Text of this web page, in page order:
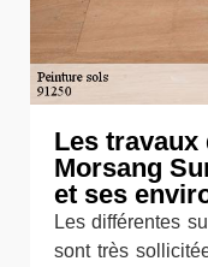
Les travaux
Morsang
et ses
Les différentes
sont très